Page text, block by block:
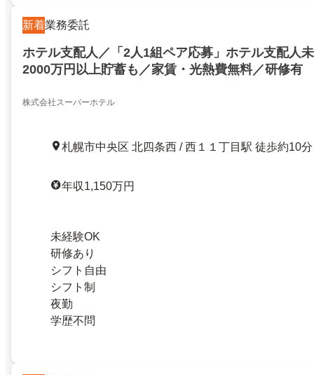
新着業務委託
ホテル支配人／「2人1組ペア応募」ホテル支配人
2000万円以上貯蓄も／家賃・光熱費無料／研修有
株式会社スーパーホテル
札幌市中央区 北四条西 / 西１１丁目駅 徒歩約10分
年収1,150万円
未経験OK
研修あり
シフト自由
シフト制
夜勤
学歴不問